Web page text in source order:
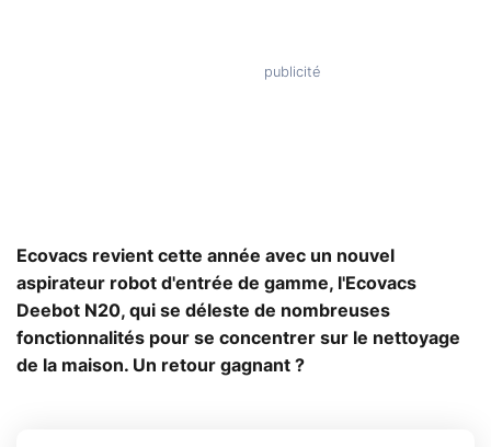
Ecovacs revient cette année avec un nouvel
aspirateur robot d'entrée de gamme, l'Ecovacs
Deebot N20, qui se déleste de nombreuses
fonctionnalités pour se concentrer sur le nettoyage
de la maison. Un retour gagnant ?